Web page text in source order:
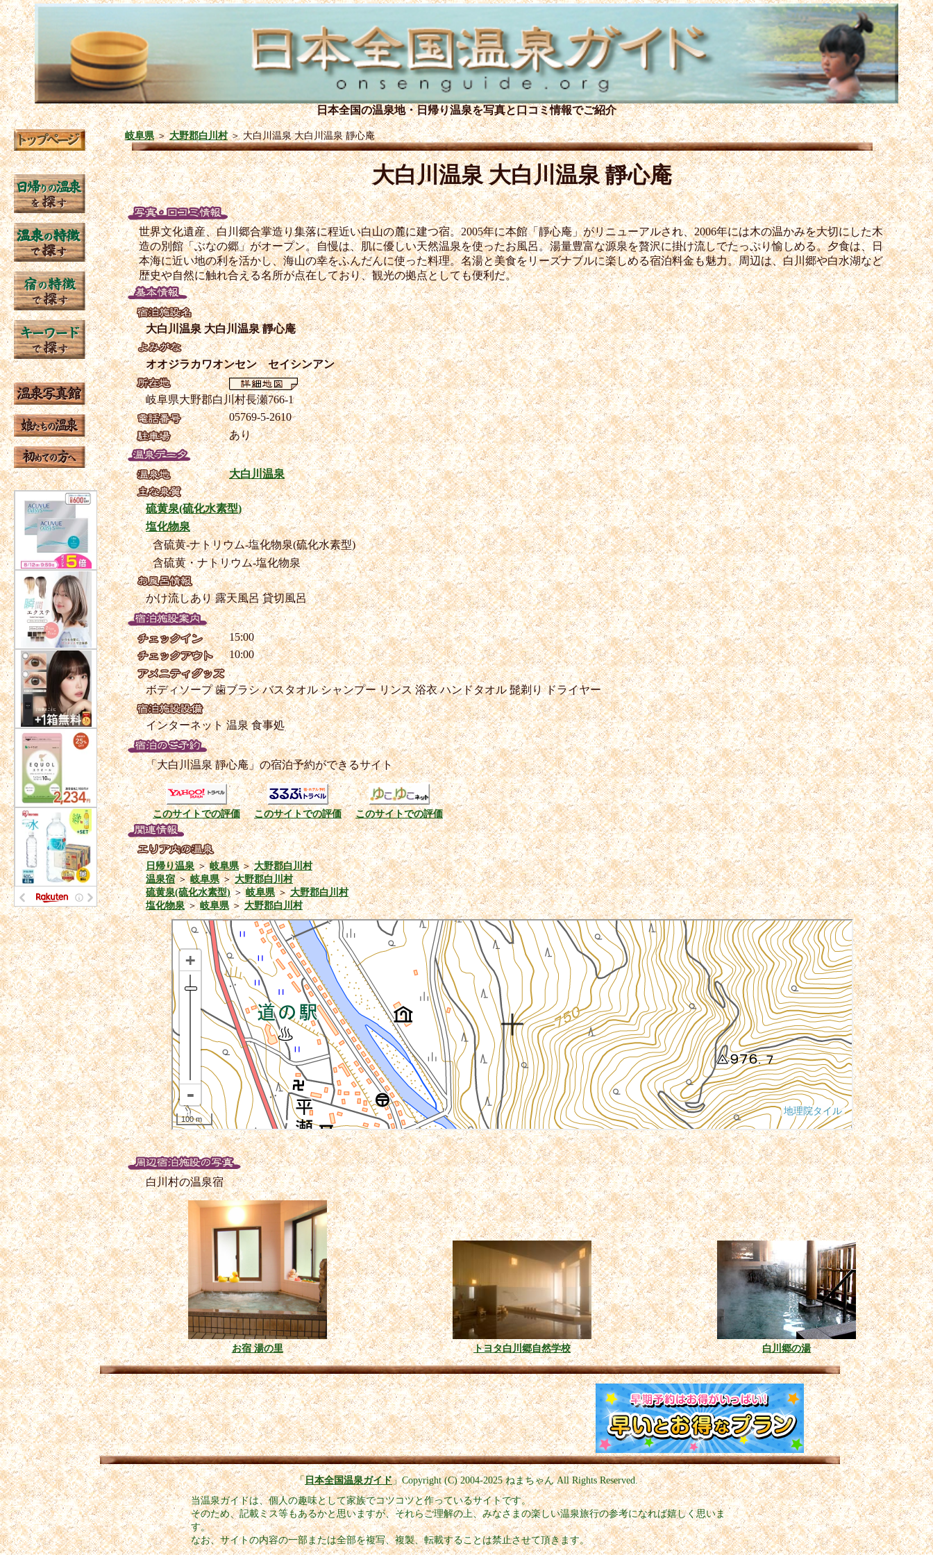
日本全国の温泉地・日帰り温泉を写真と口コミ情報でご紹介
岐阜県＞大野郡白川村＞大白川温泉 大白川温泉 靜心庵
大白川温泉 大白川温泉 靜心庵
世界文化遺産、白川郷合掌造り集落に程近い白山の麓に建つ宿。2005年に本館「靜心庵」がリニューアルされ、2006年には木の温かみを大切にした木
造の別館「ぶなの郷」がオープン。自慢は、肌に優しい天然温泉を使ったお風呂。湯量豊富な源泉を贅沢に掛け流しでたっぷり愉しめる。夕食は、日
本海に近い地の利を活かし、海山の幸をふんだんに使った料理。名湯と美食をリーズナブルに楽しめる宿泊料金も魅力。周辺は、白川郷や白水湖など
歴史や自然に触れ合える名所が点在しており、観光の拠点としても便利だ。
大白川温泉 大白川温泉 靜心庵
オオジラカワオンセン セイシンアン
岐阜県大野郡白川村長瀬766-1
05769-5-2610
あり
大白川温泉
硫黄泉(硫化水素型)
塩化物泉
含硫黄-ナトリウム-塩化物泉(硫化水素型)
含硫黄・ナトリウム-塩化物泉
かけ流しあり露天風呂貸切風呂
15:00
10:00
ボディソープ歯ブラシバスタオルシャンプーリンス浴衣ハンドタオル髭剃りドライヤー
インターネット温泉食事処
「大白川温泉 靜心庵」の宿泊予約ができるサイト
このサイトでの評価 このサイトでの評価 このサイトでの評価
日帰り温泉＞岐阜県＞大野郡白川村
温泉宿＞岐阜県＞大野郡白川村
硫黄泉(硫化水素型)＞岐阜県＞大野郡白川村
塩化物泉＞岐阜県＞大野郡白川村
白川村の温泉宿
お宿 湯の里 トヨタ白川郷自然学校 白川郷の湯
「日本全国温泉ガイド」Copyright (C) 2004-2025ねまちゃん All Rights Reserved.
当温泉ガイドは、個人の趣味として家族でコツコツと作っているサイトです。
そのため、記載ミス等もあるかと思いますが、それらご理解の上、みなさまの楽しい温泉旅行の参考になれば嬉しく思いま
す。
なお、サイトの内容の一部または全部を複写、複製、転載することは禁止させて頂きます。